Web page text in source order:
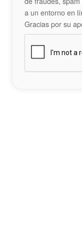
a un entorno en
Gracias por su